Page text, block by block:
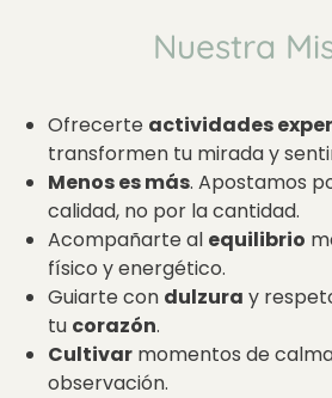
Nuestra
Ofrecerte actividades
transformen tu mirada y
Menos es más. Apostamos
calidad, no por la cantidad.
Acompañarte al equilibrio
físico y energético.
Guiarte con dulzura y
tu corazón.
Cultivar momentos de
observación.